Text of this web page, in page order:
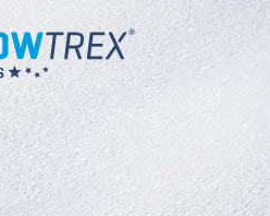
voor onze nieuwsbrief en wees als